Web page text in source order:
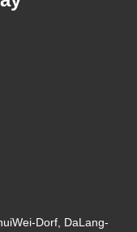
Dorf, DaLang-